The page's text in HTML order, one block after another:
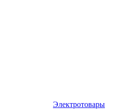
Электротовары